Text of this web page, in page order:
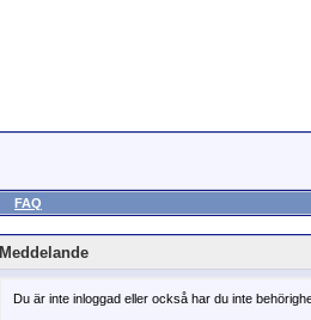
FAQ
Meddelande
Du är inte inloggad eller också har du inte